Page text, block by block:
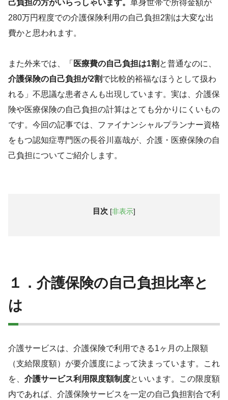
己負担の方がいらっしゃいます。 単身世帯で所得金額が
280万円程度での介護保険利用の自己負担2割は大変な出
費かと思われます。
また外来では、「 医療費の自己負担は1割 と普通なのに、
介護保険の自己負担が2割で比較的裕福なほうとして扱わ
れる」不思議な患者さんも出現しています。実は、介護保
険や医療保険の自己負担の計算はとても分かりにくいもの
です。今回の記事では、ファイナンシャルプランナー資格
をもつ認知症専門医の長谷川嘉哉が、介護・医療保険の自
己負担についてご紹介します。
目次 [非表示]
１．介護保険の自己負担比率と
は
介護サービスは、介護保険で利用できる1ヶ月の上限額
（支給限度額）が要介護度によって決まっています。これ
を、 介護サービス利用限度額制度といいます。この限度額
内であれば、介護保険サービスを一定の自己負担割合で利